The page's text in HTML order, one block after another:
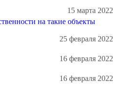
15 марта 2022
на такие объекты
25 февраля 2022
16 февраля 2022
16 февраля 2022